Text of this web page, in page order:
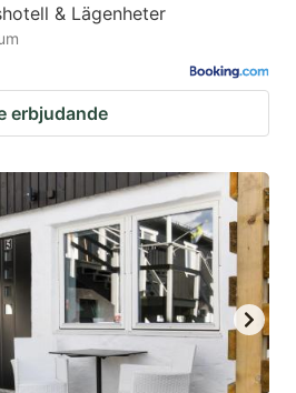
& Lägenheter
erbjudande